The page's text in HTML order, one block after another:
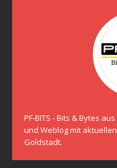
PF-BITS - Bits & Bytes
und Weblog mit
Goldstadt.